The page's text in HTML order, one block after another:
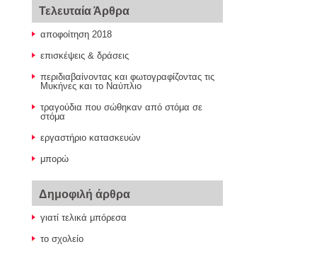
Τελευταία Άρθρα
αποφοίτηση 2018
επισκέψεις & δράσεις
περιδιαβαίνοντας και φωτογραφίζοντας τις
Μυκήνες και το Ναύπλιο
τραγούδια που σώθηκαν από στόμα σε
στόμα
εργαστήριο κατασκευών
μπορώ
Δημοφιλή άρθρα
γιατί τελικά μπόρεσα
το σχολείο